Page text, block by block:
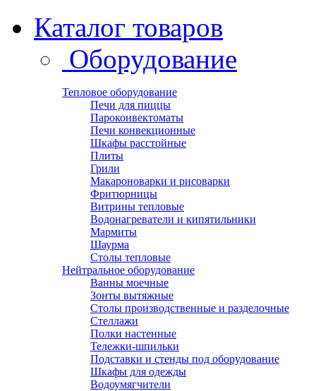
Каталог товаров
Оборудование
Тепловое оборудование
Печи для пиццы
Пароконвектоматы
Печи конвекционные
Шкафы расстойные
Плиты
Грили
Макароноварки и рисоварки
Фритюрницы
Витрины тепловые
Водонагреватели и кипятильники
Мармиты
Шаурма
Столы тепловые
Нейтральное оборудование
Ванны моечные
Зонты вытяжные
Столы производственные и разделочные
Стеллажи
Полки настенные
Тележки-шпильки
Подставки и стенды под оборудование
Шкафы для одежды
Водоумягчители